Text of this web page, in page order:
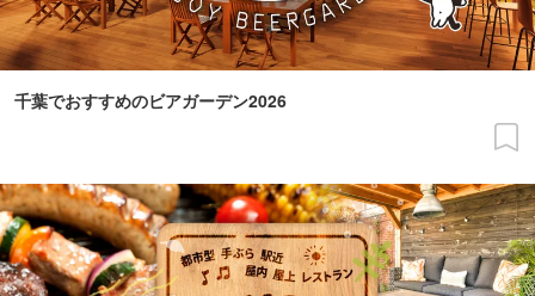
千葉でおすすめのビアガーデン2026